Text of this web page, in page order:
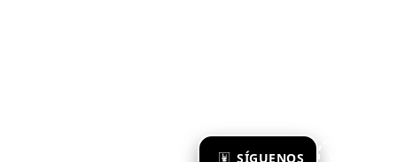
SÍGUENOS